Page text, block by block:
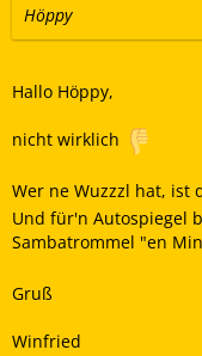
Höppy
Hallo Höppy,
nicht wirklich
Wer ne Wuzzzl hat, ist
Und für'n Autospiegel
Sambatrommel "en
Gruß
Winfried